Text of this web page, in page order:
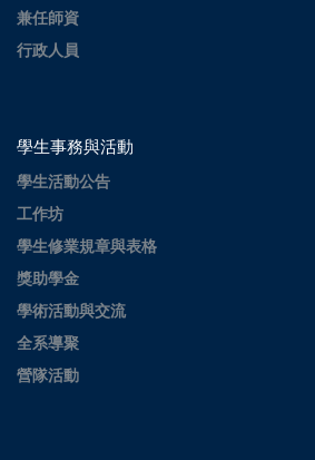
兼任師資
行政人員
學生事務與活動
學生活動公告
工作坊
學生修業規章與表格
獎助學金
學術活動與交流
全系導聚
營隊活動